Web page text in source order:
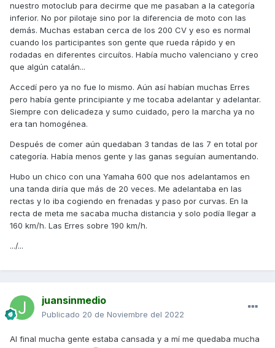
nuestro motoclub para decirme que me pasaban a la categoría
inferior. No por pilotaje sino por la diferencia de moto con las
demás. Muchas estaban cerca de los 200 CV y eso es normal
cuando los participantes son gente que rueda rápido y en
rodadas en diferentes circuítos. Había mucho valenciano y creo
que algún catalán...
Accedí pero ya no fue lo mismo. Aún así habían muchas Erres
pero había gente principiante y me tocaba adelantar y adelantar.
Siempre con delicadeza y sumo cuidado, pero la marcha ya no
era tan homogénea.
Después de comer aún quedaban 3 tandas de las 7 en total por
categoría. Había menos gente y las ganas seguían aumentando.
Hubo un chico con una Yamaha 600 que nos adelantamos en
una tanda diría que más de 20 veces. Me adelantaba en las
rectas y lo iba cogiendo en frenadas y paso por curvas. En la
recta de meta me sacaba mucha distancia y solo podía llegar a
160 km/h. Las Erres sobre 190 km/h.
.../...
juansinmedio
Publicado 20 de Noviembre del 2022
Al final mucha gente estaba cansada y a mí me quedaba mucha